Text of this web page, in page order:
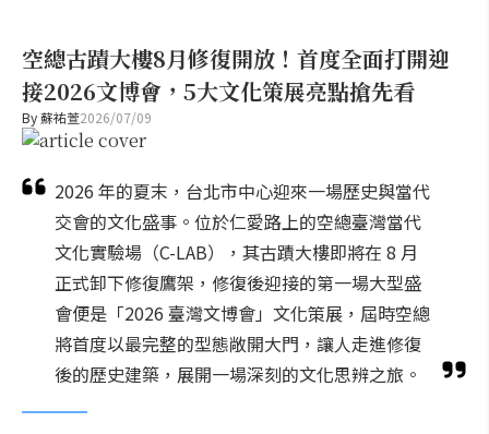
空總古蹟大樓8月修復開放！首度全面打開迎
接2026文博會，5大文化策展亮點搶先看
By蘇祐萱2026/07/09
2026 年的夏末，台北市中心迎來一場歷史與當代
交會的文化盛事。位於仁愛路上的空總臺灣當代
文化實驗場（C-LAB），其古蹟大樓即將在 8 月
正式卸下修復鷹架，修復後迎接的第一場大型盛
會便是「2026 臺灣文博會」文化策展，屆時空總
將首度以最完整的型態敞開大門，讓人走進修復
後的歷史建築，展開一場深刻的文化思辨之旅。